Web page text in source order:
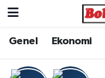
Genel Ekonomi